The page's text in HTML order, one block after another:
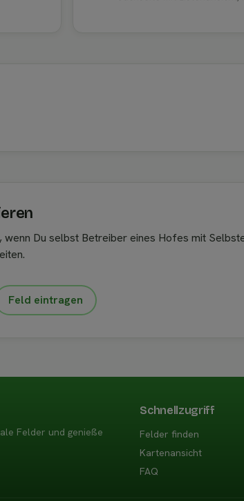
wenn Du selbst Betreiber eines Hofes mit
Feld eintragen
Felder und genieße
Schnellzugriff
Felder finden
Kartenansicht
FAQ